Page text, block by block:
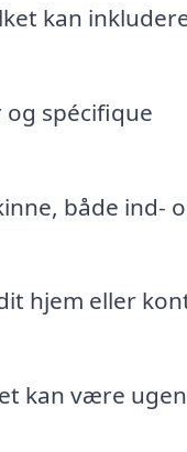
kan
spécifique
både ind-
hjem eller
kan være